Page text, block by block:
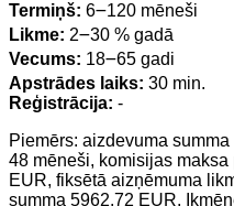
Termiņš: 6౼120 mēneši
Likme: 2౼30 % gadā
Vecums: 18౼65 gadi
Apstrādes laiks: 30 min.
Reģistrācija: -
Piemērs: aizdevuma
48 mēneši, komisijas
EUR, fiksētā aizņēmuma
summa 5962.72 EUR,